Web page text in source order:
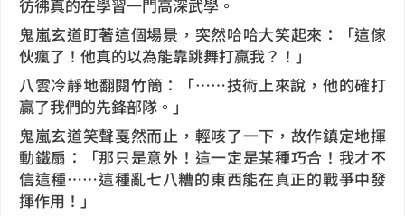
彷彿真的在學習一門高深武學。
鬼嵐玄道盯著這個場景，突然哈哈大笑起來：「這傢
伙瘋了！他真的以為能靠跳舞打贏我？！」
八雲冷靜地翻閱竹簡：「……技術上來說，他的確打
贏了我們的先鋒部隊。」
鬼嵐玄道笑聲戛然而止，輕咳了一下，故作鎮定地揮
動鐵扇：「那只是意外！這一定是某種巧合！我才不
信這種……這種亂七八糟的東西能在真正的戰爭中發
揮作用！」